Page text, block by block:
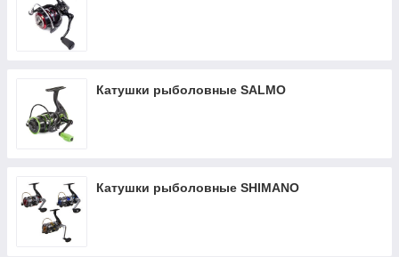
Катушки рыболовные SALMO
Катушки рыболовные SHIMANO